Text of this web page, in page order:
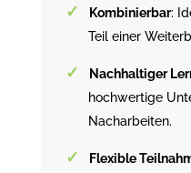
Kombinierbar:
Teil einer
Nachhaltiger
hochwertige
Nacharbeiten.
Flexible